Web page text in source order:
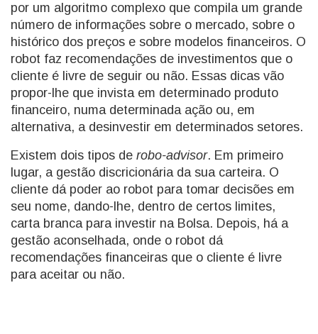
por um algoritmo complexo que compila um grande
número de informações sobre o mercado, sobre o
histórico dos preços e sobre modelos financeiros. O
robot faz recomendações de investimentos que o
cliente é livre de seguir ou não. Essas dicas vão
propor-lhe que invista em determinado produto
financeiro, numa determinada ação ou, em
alternativa, a desinvestir em determinados setores.
Existem dois tipos de robo-advisor. Em primeiro
lugar, a gestão discricionária da sua carteira. O
cliente dá poder ao robot para tomar decisões em
seu nome, dando-lhe, dentro de certos limites,
carta branca para investir na Bolsa. Depois, há a
gestão aconselhada, onde o robot dá
recomendações financeiras que o cliente é livre
para aceitar ou não.